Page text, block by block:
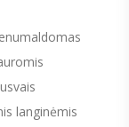
langinėmis